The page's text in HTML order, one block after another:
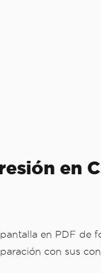
en
en PDF de
con sus